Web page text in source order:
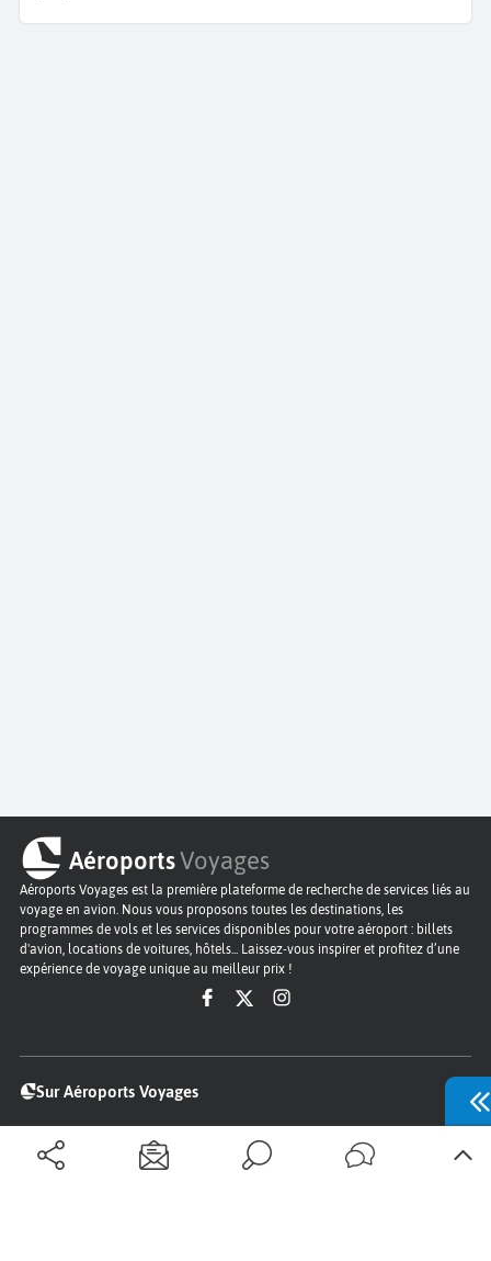
AéroportsVoyages
Aéroports Voyages est la première plateforme de recherche de services liés au
voyage en avion. Nous vous proposons toutes les destinations, les
programmes de vols et les services disponibles pour votre aéroport : billets
d'avion, locations de voitures, hôtels... Laissez-vous inspirer et profitez d’une
expérience de voyage unique au meilleur prix !
Sur Aéroports Voyages
Aéroports-Voyages ©2026 tous droits réservés